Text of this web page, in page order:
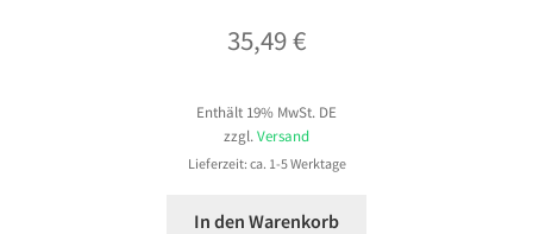
35,49€
Enthält 19% MwSt. DE
zzgl. Versand
Lieferzeit: ca. 1-5 Werktage
In den Warenkorb